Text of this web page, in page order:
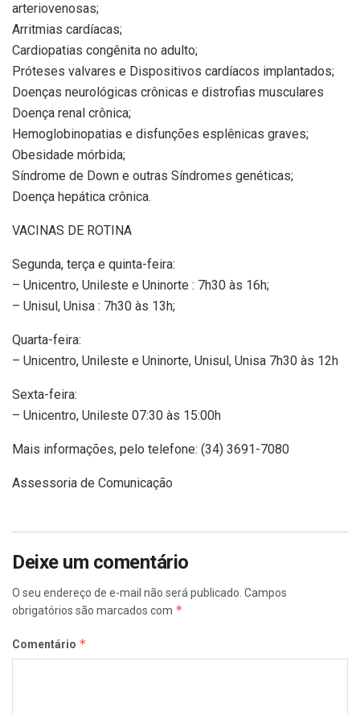
arteriovenosas;
Arritmias cardíacas;
Cardiopatias congênita no adulto;
Próteses valvares e Dispositivos cardíacos implantados;
Doenças neurológicas crônicas e distrofias musculares
Doença renal crônica;
Hemoglobinopatias e disfunções esplênicas graves;
Obesidade mórbida;
Síndrome de Down e outras Síndromes genéticas;
Doença hepática crônica.
VACINAS DE ROTINA
Segunda, terça e quinta-feira:
– Unicentro, Unileste e Uninorte : 7h30 às 16h;
– Unisul, Unisa : 7h30 às 13h;
Quarta-feira:
– Unicentro, Unileste e Uninorte, Unisul, Unisa 7h30 às 12h
Sexta-feira:
– Unicentro, Unileste 07:30 às 15:00h
Mais informações, pelo telefone: (34) 3691-7080
Assessoria de Comunicação
Deixe um comentário
O seu endereço de e-mail não será publicado. Campos
obrigatórios são marcados com *
Comentário *